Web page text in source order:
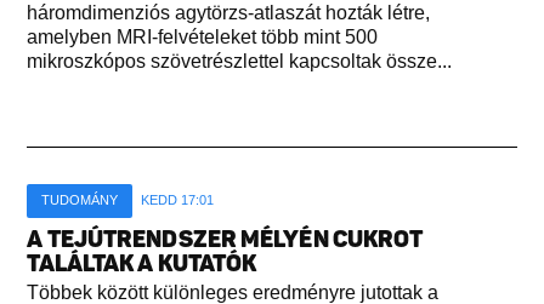
háromdimenziós agytörzs-atlaszát hozták létre,
amelyben MRI-felvételeket több mint 500
mikroszkópos szövetrészlettel kapcsoltak össze...
TUDOMÁNY KEDD 17:01
A TEJÚTRENDSZER MÉLYÉN CUKROT
TALÁLTAK A KUTATÓK
Többek között különleges eredményre jutottak a